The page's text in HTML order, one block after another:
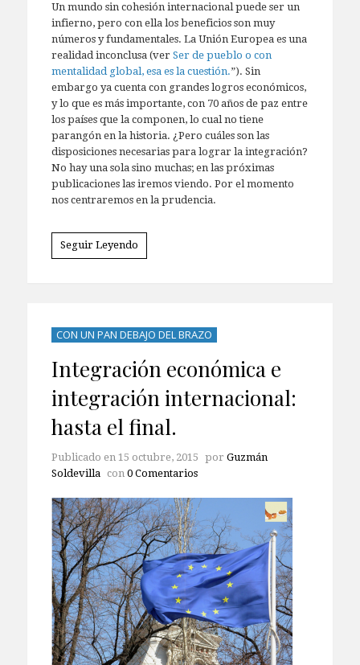
Un mundo sin cohesión internacional puede ser un
infierno, pero con ella los beneficios son muy
números y fundamentales. La Unión Europea es una
realidad inconclusa (ver Ser de pueblo o con
mentalidad global, esa es la cuestión.”). Sin
embargo ya cuenta con grandes logros económicos,
y lo que es más importante, con 70 años de paz entre
los países que la componen, lo cual no tiene
parangón en la historia. ¿Pero cuáles son las
disposiciones necesarias para lograr la integración?
No hay una sola sino muchas; en las próximas
publicaciones las iremos viendo. Por el momento
nos centraremos en la prudencia.
Seguir Leyendo
CON UN PAN DEBAJO DEL BRAZO
Integración económica e
integración internacional:
hasta el final.
Publicado en 15 octubre, 2015 por Guzmán
Soldevilla
con 0 Comentarios